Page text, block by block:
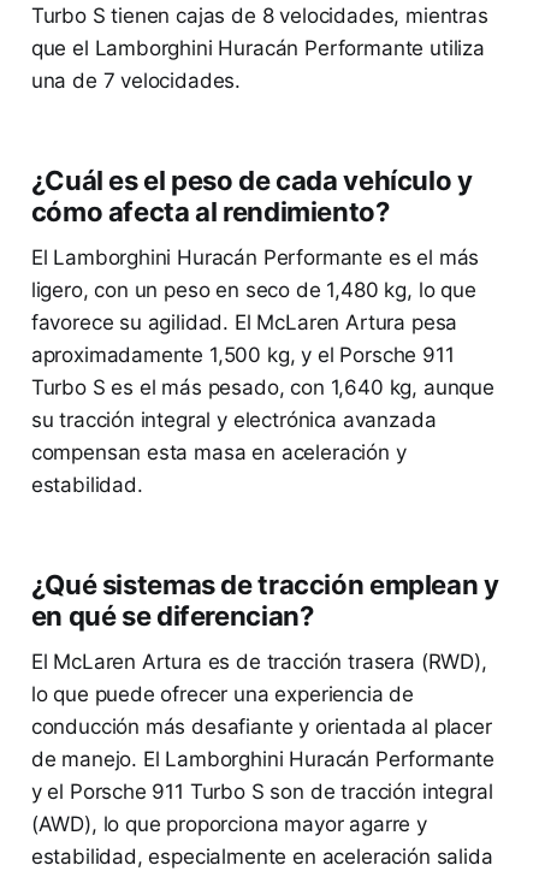
Turbo S tienen cajas de 8 velocidades, mientras
que el Lamborghini Huracán Performante utiliza
una de 7 velocidades.
¿Cuál es el peso de cada vehículo y
cómo afecta al rendimiento?
El Lamborghini Huracán Performante es el más
ligero, con un peso en seco de 1,480 kg, lo que
favorece su agilidad. El McLaren Artura pesa
aproximadamente 1,500 kg, y el Porsche 911
Turbo S es el más pesado, con 1,640 kg, aunque
su tracción integral y electrónica avanzada
compensan esta masa en aceleración y
estabilidad.
¿Qué sistemas de tracción emplean y
en qué se diferencian?
El McLaren Artura es de tracción trasera (RWD),
lo que puede ofrecer una experiencia de
conducción más desafiante y orientada al placer
de manejo. El Lamborghini Huracán Performante
y el Porsche 911 Turbo S son de tracción integral
(AWD), lo que proporciona mayor agarre y
estabilidad, especialmente en aceleración salida